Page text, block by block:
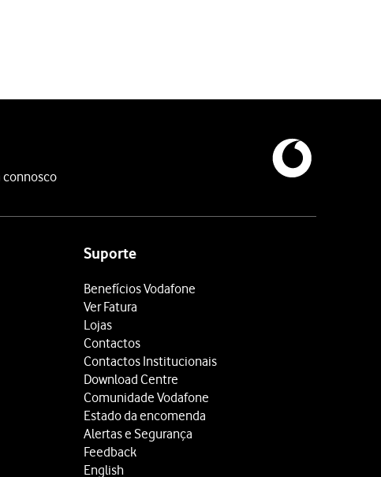
connosco
Suporte
Benefícios Vodafone
Ver Fatura
Lojas
Contactos
Contactos Institucionais
Download Centre
Comunidade Vodafone
Estado da encomenda
Alertas e Segurança
Feedback
English